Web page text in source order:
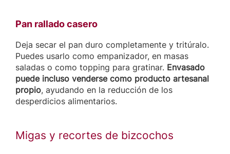
Pan rallado casero
Deja secar el pan duro completamente y tritúralo.
Puedes usarlo como empanizador, en masas
saladas o como topping para gratinar. Envasado
puede incluso venderse como producto artesanal
propio, ayudando en la reducción de los
desperdicios alimentarios.
Migas y recortes de bizcochos